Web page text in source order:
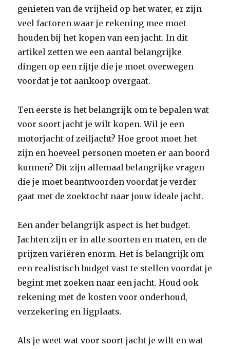
genieten van de vrijheid op het water, er zijn
veel factoren waar je rekening mee moet
houden bij het kopen van een jacht. In dit
artikel zetten we een aantal belangrijke
dingen op een rijtje die je moet overwegen
voordat je tot aankoop overgaat.
Ten eerste is het belangrijk om te bepalen wat
voor soort jacht je wilt kopen. Wil je een
motorjacht of zeiljacht? Hoe groot moet het
zijn en hoeveel personen moeten er aan boord
kunnen? Dit zijn allemaal belangrijke vragen
die je moet beantwoorden voordat je verder
gaat met de zoektocht naar jouw ideale jacht.
Een ander belangrijk aspect is het budget.
Jachten zijn er in alle soorten en maten, en de
prijzen variëren enorm. Het is belangrijk om
een realistisch budget vast te stellen voordat je
begint met zoeken naar een jacht. Houd ook
rekening met de kosten voor onderhoud,
verzekering en ligplaats.
Als je weet wat voor soort jacht je wilt en wat